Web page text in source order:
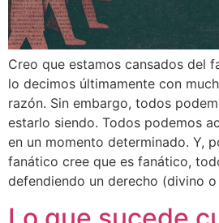
Creo que estamos cansados del
lo decimos últimamente con
razón. Sin embargo, todos
estarlo siendo. Todos podemos
en un momento determinado. Y,
fanático cree que es fanático,
defendiendo un derecho (divino